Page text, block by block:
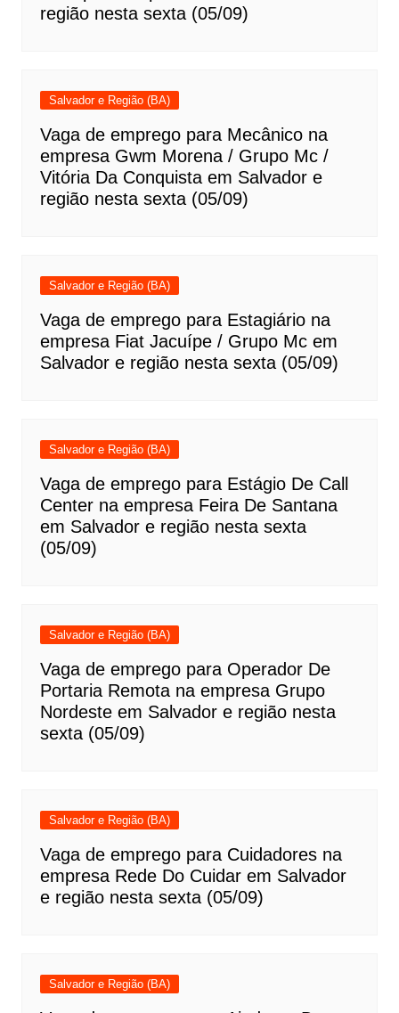
região nesta sexta (05/09)
Salvador e Região (BA)
Vaga de emprego para Mecânico na
empresa Gwm Morena / Grupo Mc /
Vitória Da Conquista em Salvador e
região nesta sexta (05/09)
Salvador e Região (BA)
Vaga de emprego para Estagiário na
empresa Fiat Jacuípe / Grupo Mc em
Salvador e região nesta sexta (05/09)
Salvador e Região (BA)
Vaga de emprego para Estágio De Call
Center na empresa Feira De Santana
em Salvador e região nesta sexta
(05/09)
Salvador e Região (BA)
Vaga de emprego para Operador De
Portaria Remota na empresa Grupo
Nordeste em Salvador e região nesta
sexta (05/09)
Salvador e Região (BA)
Vaga de emprego para Cuidadores na
empresa Rede Do Cuidar em Salvador
e região nesta sexta (05/09)
Salvador e Região (BA)